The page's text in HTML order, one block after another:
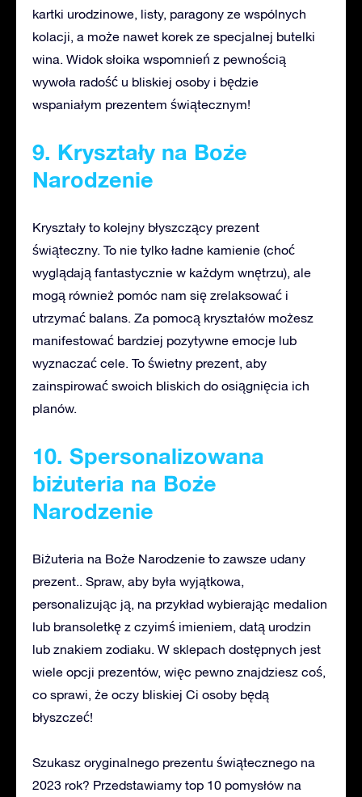
kartki urodzinowe, listy, paragony ze wspólnych
kolacji, a może nawet korek ze specjalnej butelki
wina. Widok słoika wspomnień z pewnością
wywoła radość u bliskiej osoby i będzie
wspaniałym prezentem świątecznym!
9. Kryształy na Boże
Narodzenie
Kryształy to kolejny błyszczący prezent
świąteczny. To nie tylko ładne kamienie (choć
wyglądają fantastycznie w każdym wnętrzu), ale
mogą również pomóc nam się zrelaksować i
utrzymać balans. Za pomocą kryształów możesz
manifestować bardziej pozytywne emocje lub
wyznaczać cele. To świetny prezent, aby
zainspirować swoich bliskich do osiągnięcia ich
planów.
10. Spersonalizowana
biżuteria na Boże
Narodzenie
Biżuteria na Boże Narodzenie to zawsze udany
prezent.. Spraw, aby była wyjątkowa,
personalizując ją, na przykład wybierając medalion
lub bransoletkę z czyimś imieniem, datą urodzin
lub znakiem zodiaku. W sklepach dostępnych jest
wiele opcji prezentów, więc pewno znajdziesz coś,
co sprawi, że oczy bliskiej Ci osoby będą
błyszczeć!
Szukasz oryginalnego prezentu świątecznego na
2023 rok? Przedstawiamy top 10 pomysłów na